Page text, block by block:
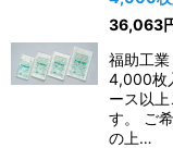
36,063
福助工
4,000枚
ース以
す。 ご
の上…